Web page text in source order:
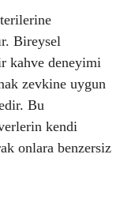
Bireysel
kahve deneyimi
zevkine uygun
Bu
kendi
onlara benzersiz